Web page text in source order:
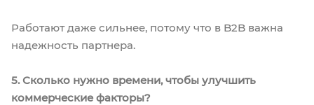
Работают даже сильнее, потому что в B2B важна
надежность партнера.
5. Сколько нужно времени, чтобы улучшить
коммерческие факторы?